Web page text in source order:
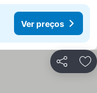
Ver preços
Partilhar